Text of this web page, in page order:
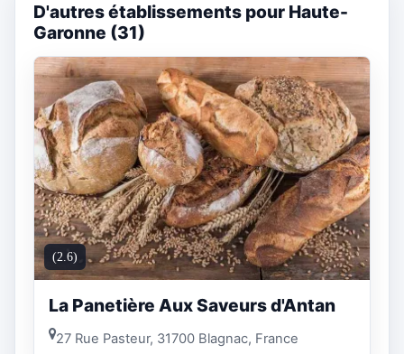
D'autres établissements pour Haute-
Garonne (31)
(2.6)
La Panetière Aux Saveurs d'Antan
27 Rue Pasteur, 31700 Blagnac, France